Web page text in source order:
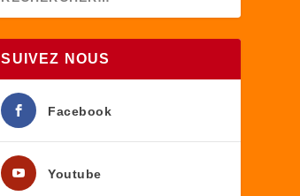
SUIVEZ NOUS
Facebook
Youtube